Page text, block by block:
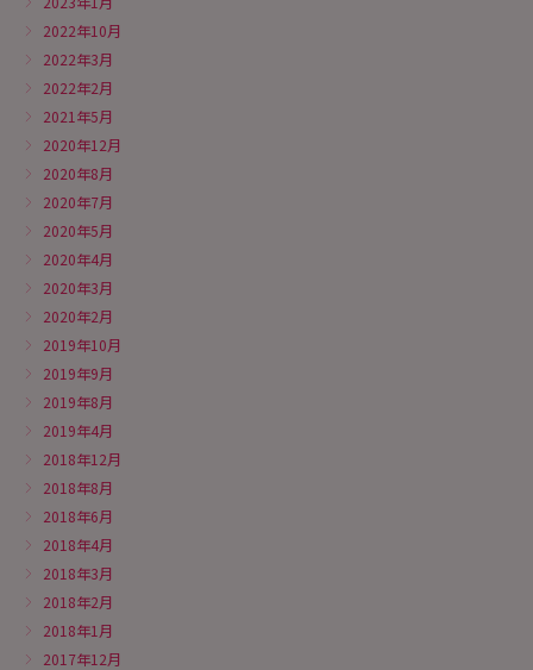
2022年10月
2022年3月
2022年2月
2021年5月
2020年12月
2020年8月
2020年7月
2020年5月
2020年4月
2020年3月
2020年2月
2019年10月
2019年9月
2019年8月
2019年4月
2018年12月
2018年8月
2018年6月
2018年4月
2018年3月
2018年2月
2018年1月
2017年12月